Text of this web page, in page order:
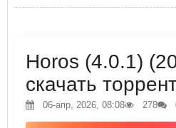
Horos (4.0.1)
скачать
06-апр, 2026, 08:08 278